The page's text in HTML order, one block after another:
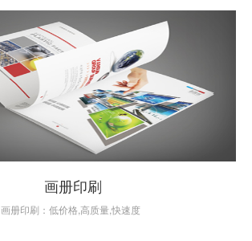
画册印刷
画册印刷：低价格,高质量,快速度